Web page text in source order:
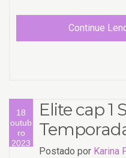
Continue
18
outub
ro
2023
Elite cap 1
Postado por Karina